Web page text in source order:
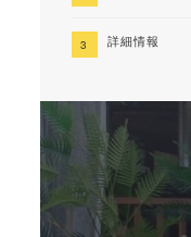
詳細情報